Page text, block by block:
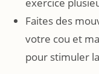
Faites des
votre cou et
pour stimuler